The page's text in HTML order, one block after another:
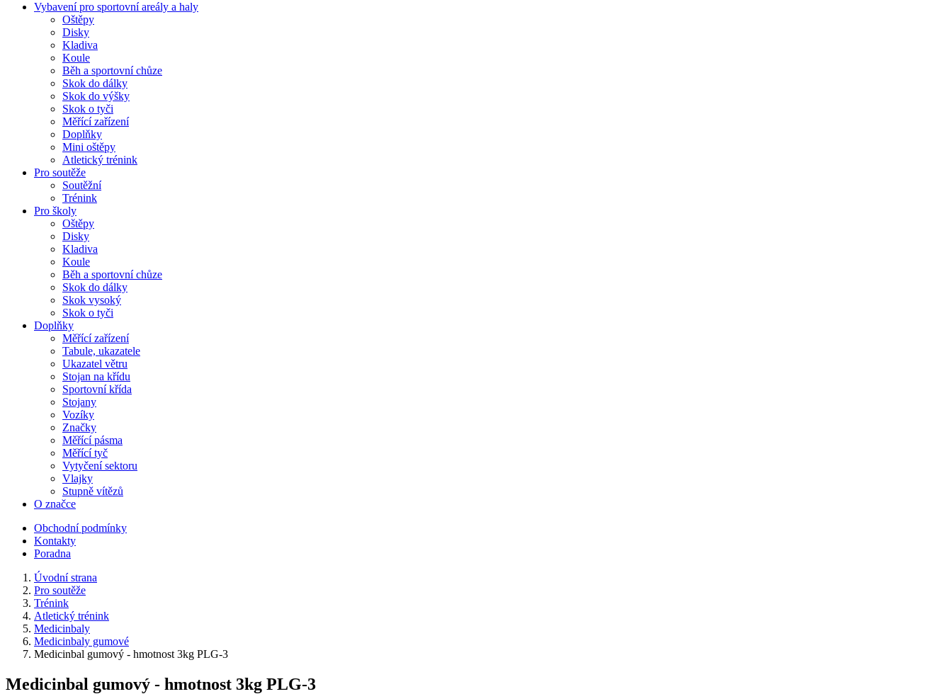
Vybavení pro sportovní areály a haly
Oštěpy
Disky
Kladiva
Koule
Běh a sportovní chůze
Skok do dálky
Skok do výšky
Skok o tyči
Měřící zařízení
Doplňky
Mini oštěpy
Atletický trénink
Pro soutěže
Soutěžní
Trénink
Pro školy
Oštěpy
Disky
Kladiva
Koule
Běh a sportovní chůze
Skok do dálky
Skok vysoký
Skok o tyči
Doplňky
Měřící zařízení
Tabule, ukazatele
Ukazatel větru
Stojan na křídu
Sportovní křída
Stojany
Vozíky
Značky
Měřící pásma
Měřící tyč
Vytyčení sektoru
Vlajky
Stupně vítězů
O značce
Obchodní podmínky
Kontakty
Poradna
Úvodní strana
Pro soutěže
Trénink
Atletický trénink
Medicinbaly
Medicinbaly gumové
Medicinbal gumový - hmotnost 3kg PLG-3
Medicinbal gumový - hmotnost 3kg PLG-3